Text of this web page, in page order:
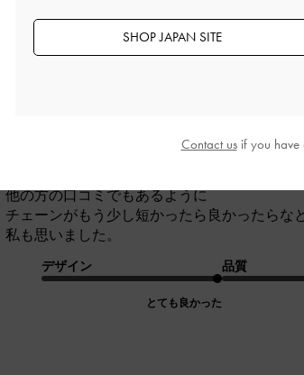
他の方の口コミでもあるように
チェーンがもう少し短かったら良かったらなと
私も思いました。
デザイン
とても良かった
品質
SHOP JAPAN SITE
Contact usif you have